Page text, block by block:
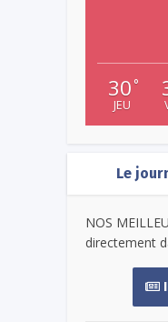
30 °
JEU
Le
NOS
directement